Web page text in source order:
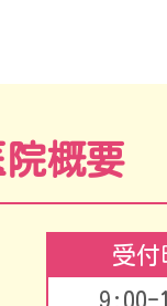
院概要
受付
9:00-